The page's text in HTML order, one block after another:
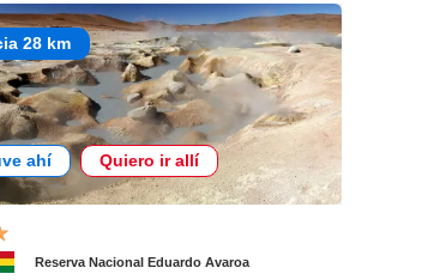
28 km
ahí Quiero ir allí
Reserva Nacional Eduardo Avaroa